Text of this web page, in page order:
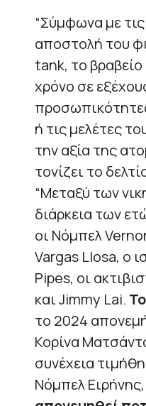
“Σύμφωνα με
αποστολή του
tank, το
χρόνο σε
ή τις μελέτες
την αξία της
τονίζει το
“Μεταξύ των
διάρκεια των
οι Νόμπελ
Vargas Llosa, ο
Pipes, οι
και Jimmy Lai.
το 2024
Κορίνα
συνέχεια
Νόμπελ Ειρήνης,